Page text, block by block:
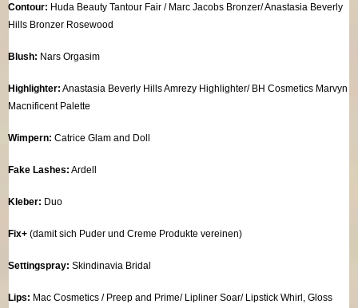
Contour: Huda Beauty Tantour Fair / Marc Jacobs Bronzer/ Anastasia Beverly
Hills Bronzer Rosewood
Blush: Nars Orgasim
Highlighter: Anastasia Beverly Hills Amrezy Highlighter/ BH Cosmetics Marvyn
Macnificent Palette
Wimpern: Catrice Glam and Doll
Fake Lashes: Ardell
Kleber: Duo
Fix+ (damit sich Puder und Creme Produkte vereinen)
Settingspray: Skindinavia Bridal
Lips: Mac Cosmetics / Preep and Prime/ Lipliner Soar/ Lipstick Whirl, Gloss